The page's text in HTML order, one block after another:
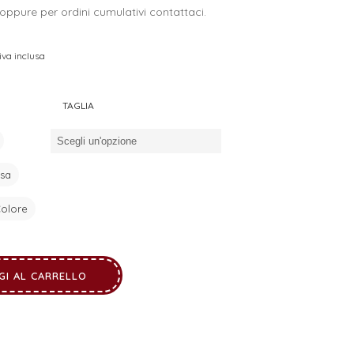
per ordini cumulativi contattaci.
iva inclusa
TAGLIA
AL CARRELLO